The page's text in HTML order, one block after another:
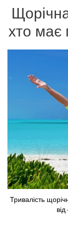
хто має
Тривалість